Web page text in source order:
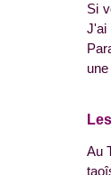
Si
J'ai
Au